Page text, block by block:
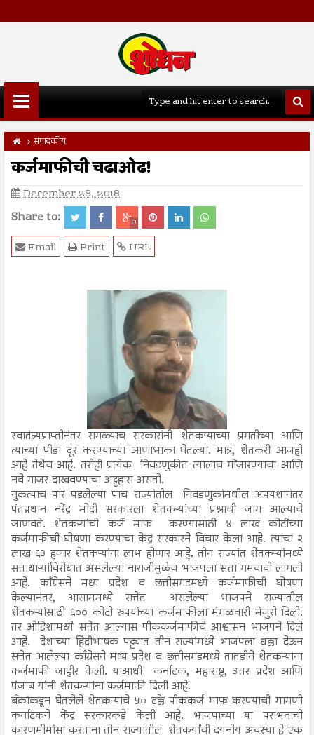
संपादकीय
कर्जमाफीची चढाओढ!
December 28, 2018
Share to: 0
URL
Print
Email
स्वातंत्र्यप्राप्तीनंतर सगळ्याच सरकारांनी शेतकऱ्याच्या प्रगतीच्या आणि
त्याच्या पीडा दूर करण्याच्या आणाभाका घेतल्या. मात्र, शेतकरी आजही
आहे तेथेच आहे. तरीही प्रत्येक निवडणुकीत त्यालाच गोंजारण्याचा आणि
नवे गाजर दाखवण्याचा अट्टहास असतो.
नुकत्याच पार पडलेल्या पाच राज्यांतील निवडणुकांमधील अपयशानंतर
पंतप्रधान नरेंद्र मोदी सरकारला शेतकऱ्यांच्या प्रश्नाची जाग आल्याचे
जाणवते. शेतकऱ्यांची कर्जे माफ करण्यासाठी ४ लाख कोटींच्या
कर्जमाफीची घोषणा करण्याचा केंद्र सरकारने विचार केला आहे. त्याचा २
लाख ६३ हजार शेतकऱ्यांना लाभ होणार आहे. तीन राज्यांत शेतकऱ्यांमध्ये
सत्ताधाऱ्यांविरोधात असलेल्या नाराजीमुळेच भाजपला सत्ता गमवावी लागली
आहे. काँग्रेसने मध्य प्रदेश व छत्तीसगडमध्ये कर्जमाफीची घोषणा
केल्यानंतर, आसाममध्ये सत्तेत असलेल्या भाजपने राज्यातील
शेतकऱ्यांसाठी ६०० कोटी रुपयांच्या कर्जमाफीला मंगळवारी मंजुरी दिली.
तर ओडिशामध्ये सत्तेत आल्यास पीककर्जमाफीचे आश्वासन भाजपने दिले
आहे. देशाच्या हिंदीभाषक पट्ट्यात तीन राज्यांमध्ये भाजपला धक्का देऊन
सत्तेत आलेल्या काँग्रेसने मध्य प्रदेश व छत्तीसगडमध्ये तातडीने शेतकऱ्यांना
कर्जमाफी जाहीर केली. याआधी कर्नाटक, महाराष्ट्र, उत्तर प्रदेश आणि
पंजाब यांनी शेतकऱ्यांना कर्जमाफी दिली आहे.
बँकांकडून घेतलेले शेतकऱ्यांचे ५० टक्के पीककर्ज माफ करण्याची मागणी
कर्नाटकने केंद्र सरकारकडे केली आहे. भाजपाच्या या पराभवाची
कारणमीमांसा करताना तीन राज्यातील शेतकर्यांची दयनीय अवस्था हे एक